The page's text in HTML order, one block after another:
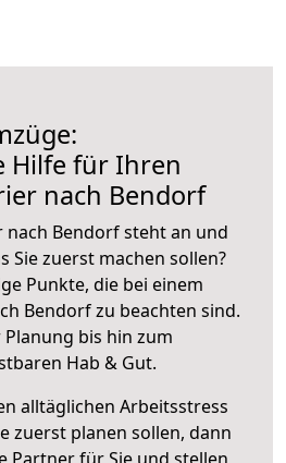
Hilfe für Ihren
nach Bendorf
nach Bendorf steht an und
Sie zuerst machen sollen?
Punkte, die bei einem
Bendorf zu beachten sind.
bis hin zum
Hab & Gut.
alltäglichen Arbeitsstress
zuerst planen sollen, dann